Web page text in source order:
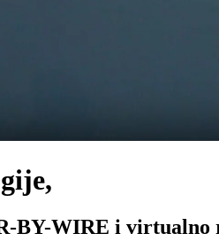
BY-WIRE i virtualno